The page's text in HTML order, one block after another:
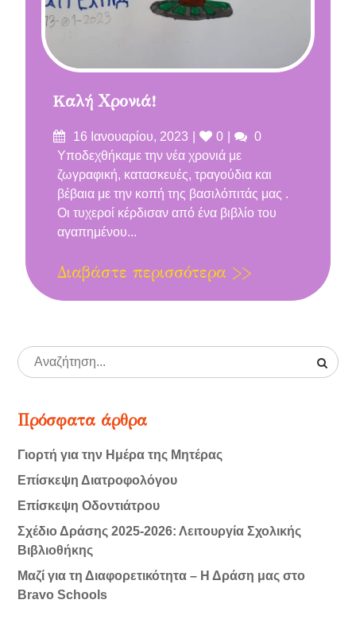
Kαλή Χρονιά!
Δημοσιεύτηκε
στις
16 Ιανουαρίου, 2023 Likes
0 Σχόλια
0
Υποδεχθήκαμε την νέα χρονιά με
ζωγραφική, κατασκευές, τραγούδια και
βέβαια με την κοπή της βασιλόπιτάς μας .
Οι τυχεροί κέρδισαν από ένα βιβλίο του
αγαπημένου...
Διαβάστε περισσότερα >>
Πρόσφατα άρθρα
Γιορτή για την Ημέρα της Μητέρας
Επίσκεψη Διατροφολόγου
Επίσκεψη Οδοντιάτρου
Σχέδιο Δράσης 2025-2026: Λειτουργία Σχολικής
Βιβλιοθήκης
Μαζί για τη Διαφορετικότητα – Η Δράση μας στο
Bravo Schools